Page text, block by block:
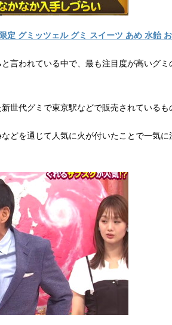
定 グミッツェル グミ スイーツ あめ 水飴
言われている中で、最も注目度が高いグ
世代グミで東京駅などで販売されているも
どを通じて人気に火が付いたことで一気に